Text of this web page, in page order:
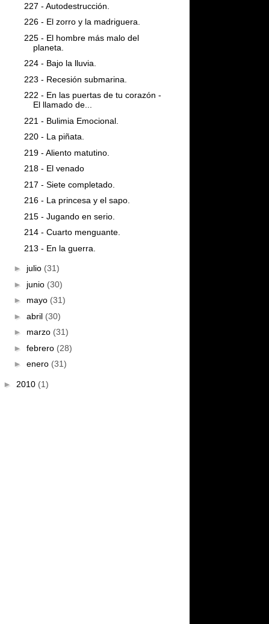
227 - Autodestrucción.
226 - El zorro y la madriguera.
225 - El hombre más malo del
planeta.
224 - Bajo la lluvia.
223 - Recesión submarina.
222 - En las puertas de tu corazón -
El llamado de...
221 - Bulimia Emocional.
220 - La piñata.
219 - Aliento matutino.
218 - El venado
217 - Siete completado.
216 - La princesa y el sapo.
215 - Jugando en serio.
214 - Cuarto menguante.
213 - En la guerra.
► julio (31)
► junio (30)
► mayo (31)
► abril (30)
► marzo (31)
► febrero (28)
► enero (31)
► 2010 (1)